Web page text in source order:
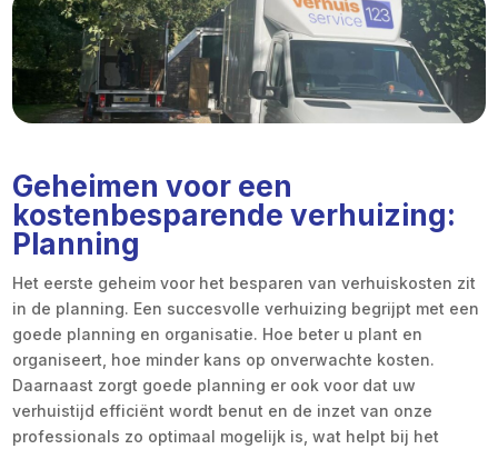
Geheimen voor een
kostenbesparende verhuizing:
Planning
Het eerste geheim voor het besparen van verhuiskosten zit
in de planning. Een succesvolle verhuizing begrijpt met een
goede planning en organisatie. Hoe beter u plant en
organiseert, hoe minder kans op onverwachte kosten.
Daarnaast zorgt goede planning er ook voor dat uw
verhuistijd efficiënt wordt benut en de inzet van onze
professionals zo optimaal mogelijk is, wat helpt bij het